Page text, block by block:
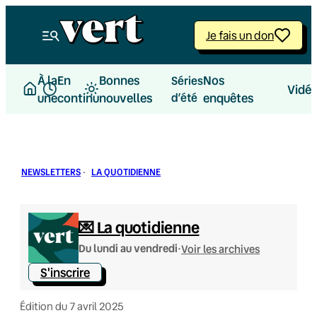
Je fais un don
À la
une
En
continu
Bonnes
nouvelles
Séries
d’été
Nos
enquêtes
NEWSLETTERS · LA QUOTIDIENNE
💌 La quotidienne
Du lundi au vendredi·Voir les archives
S'inscrire
Édition du 7 avril 2025